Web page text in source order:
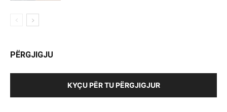
PËRGJIGJU
KYÇU PËR TU PËRGJIGJUR